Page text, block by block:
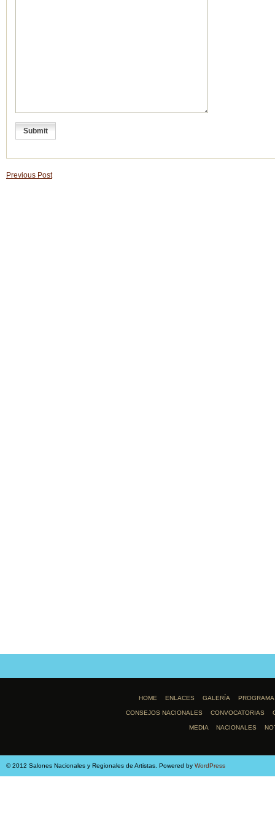
Previous Post
HOME ENLACES GALERÍA PROGRAMA
CONSEJOS NACIONALES CONVOCATORIAS
MEDIA NACIONALES
© 2012 Salones Nacionales y Regionales de Artistas. Powered by WordPress